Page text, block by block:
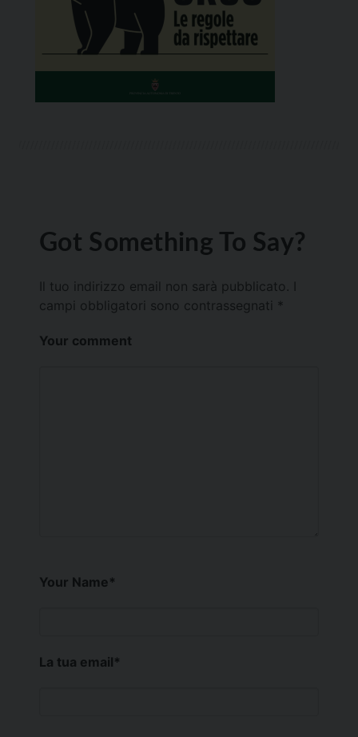
Got Something To Say?
Il tuo indirizzo email non sarà pubblicato.
campi obbligatori sono contrassegnati *
Your comment
Your Name*
La tua email*